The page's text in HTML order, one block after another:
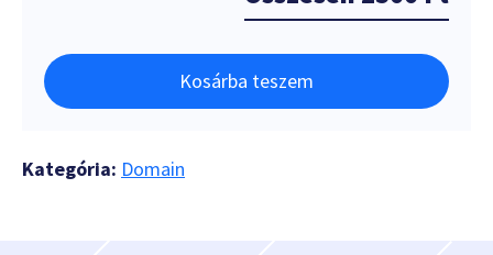
Kosárba teszem
Kategória: Domain